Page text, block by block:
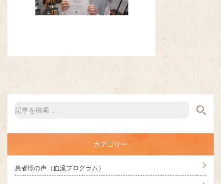
カテゴリー
患者様の声（血流プログラム）